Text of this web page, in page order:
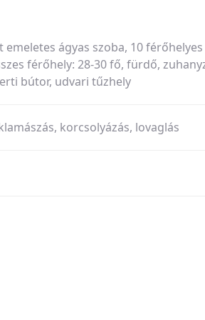
emeletes ágyas szoba, 10 férőhelyes
férőhely: 28-30 fő, fürdő,
bútor, udvari tűzhely
korcsolyázás, lovaglás